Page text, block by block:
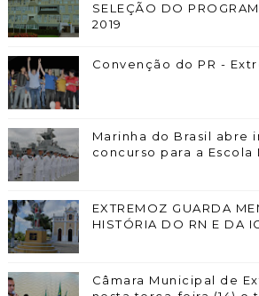
SELEÇÃO DO
2019
Convenção do PR -
Marinha do Brasil abre
concurso para a Escola
EXTREMOZ GUARDA
HISTÓRIA DO RN E DA
Câmara Municipal de